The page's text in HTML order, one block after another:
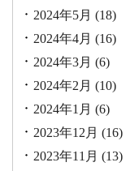
2024年5月 (18)
2024年4月 (16)
2024年3月 (6)
2024年2月 (10)
2024年1月 (6)
2023年12月 (16)
2023年11月 (13)